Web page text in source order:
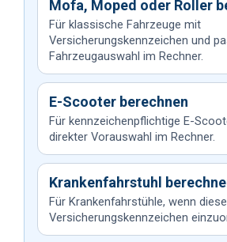
Mofa, Moped oder Roller
Für klassische Fahrzeuge mit
Versicherungskennzeichen und
Fahrzeugauswahl im Rechner.
E-Scooter berechnen
Für kennzeichenpflichtige E-
direkter Vorauswahl im Rechner.
Krankenfahrstuhl
Für Krankenfahrstühle, wenn
Versicherungskennzeichen